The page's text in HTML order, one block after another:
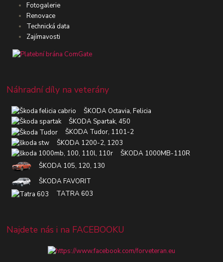
Fotogalerie
Renovace
Technická data
Zajímavosti
Náhradní díly na veterány
ŠKODA Octavia, Felicia
ŠKODA Spartak, 450
ŠKODA Tudor, 1101-2
ŠKODA 1200-2, 1203
ŠKODA 1000MB-110R
ŠKODA 105, 120, 130
ŠKODA FAVORIT
TATRA 603
Najdete nás i na FACEBOOKU